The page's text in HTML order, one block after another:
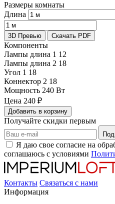
Размеры комнаты
Длина
3D Превью Скачать PDF
Компоненты
Лампы длина 1 12
Лампы длина 2 18
Угол 1 18
Коннектор 2 18
Мощность 240 Вт
Цена 240 ₽
Добавить в корзину
Получайте скидки первым
Я даю свое согласие на
соглашаюсь с условиями
Контакты Связаться с нами
Информация